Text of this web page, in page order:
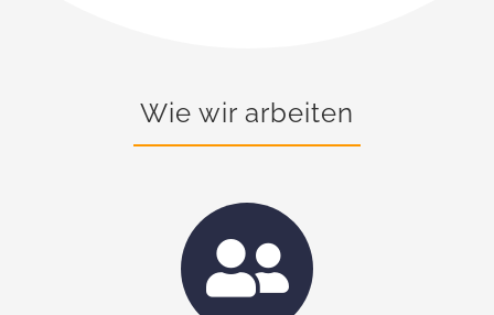
Wie wir arbeiten